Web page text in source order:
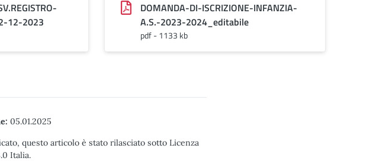
12-2023
DOMANDA-DI-ISCRIZIONE-INFANZIA-
A.S.-2023-2024_editabile
pdf - 1133 kb
05.01.2025
questo articolo è stato rilasciato sotto Licenza
Italia.